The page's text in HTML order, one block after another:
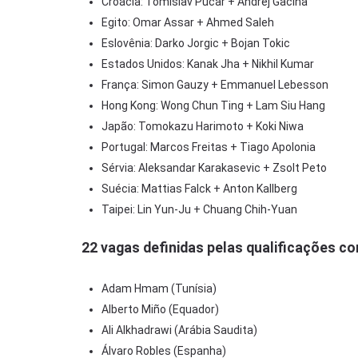
Egito: Omar Assar + Ahmed Saleh
Eslovênia: Darko Jorgic + Bojan Tokic
Estados Unidos: Kanak Jha + Nikhil Kumar
França: Simon Gauzy + Emmanuel Lebesson
Hong Kong: Wong Chun Ting + Lam Siu Hang
Japão: Tomokazu Harimoto + Koki Niwa
Portugal: Marcos Freitas + Tiago Apolonia
Sérvia: Aleksandar Karakasevic + Zsolt Peto
Suécia: Mattias Falck + Anton Kallberg
Taipei: Lin Yun-Ju + Chuang Chih-Yuan
22 vagas definidas pelas qualificações
Adam Hmam (Tunísia)
Alberto Miño (Equador)
Ali Alkhadrawi (Arábia Saudita)
Álvaro Robles (Espanha)